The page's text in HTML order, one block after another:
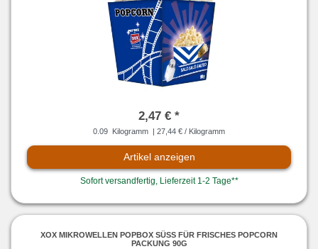
2,47 € *
0.09 Kilogramm | 27,44 € / Kilogramm
Artikel anzeigen
Sofort versandfertig, Lieferzeit 1-2 Tage**
XOX MIKROWELLEN POPBOX SÜSS FÜR FRISCHES POPCORN P
ACKUNG 90G